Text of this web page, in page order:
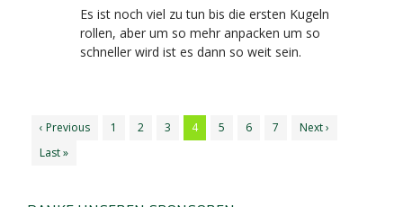
Es ist noch viel zu tun bis die ersten Kugeln
rollen, aber um so mehr anpacken um so
schneller wird ist es dann so weit sein.
‹ Previous 1 2 3 4 5 6 7
Next ›
Last »